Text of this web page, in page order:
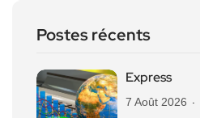
Postes récents
Express
7 Août 2026